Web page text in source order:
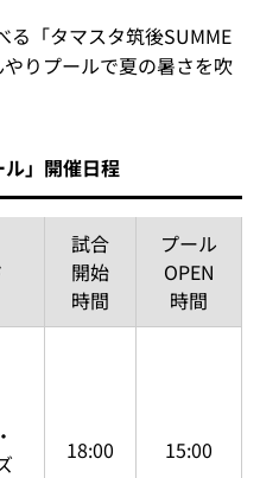
「タマスタ筑後SUMME
りプールで夏の暑さを吹
」開催日程